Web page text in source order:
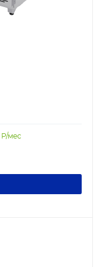
Р/мес